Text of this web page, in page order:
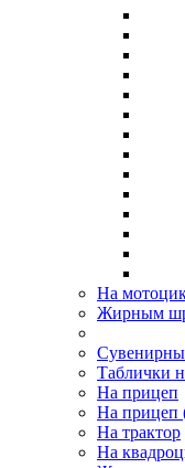
На
Жирным
Таблички
На прицеп
На прицеп
На трактор
На